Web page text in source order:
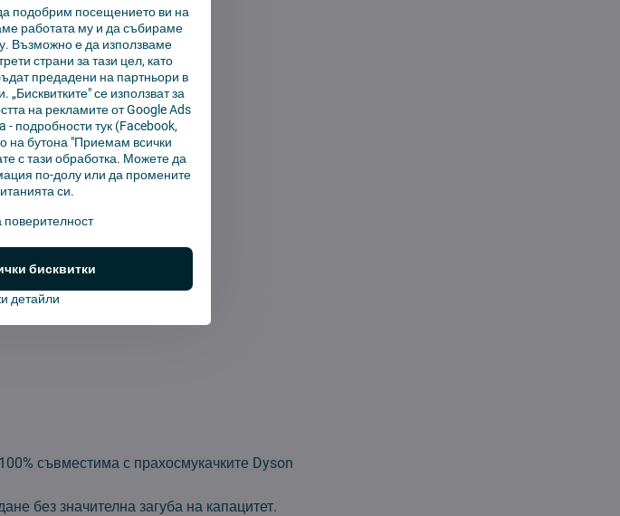
с кодове:
967810–02/03/13/21/23
съвместима с прахосмукачките Dyson
без значителна загуба на капацитет.
подобрим посещението ви на
работата му и да събираме
Възможно е да използваме
страни за тази цел, като
предадени на партньори в
се използват за
на рекламите от Google Ads
- подробности тук(Facebook,
на бутона "Приемам всички
с тази обработка. Можете да
по-долу или да промените
си.
поверителност
детайли
бисквитки